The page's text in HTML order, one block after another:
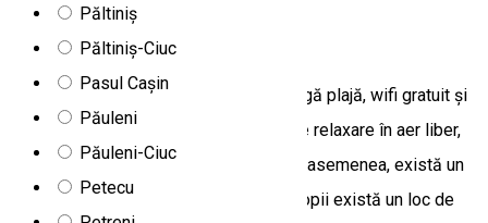
Păltiniș
Păltiniș-Ciuc
Pasul Cașin
Păuleni
Păuleni-Ciuc
Petecu
Apartament Salt Holiday
Salt Holiday din Praid oferă cazare, lângă plajă, wifi gratuit și
parcare privată. Camerele au o zonă de relaxare în aer liber,
un TV cu ecran plat și o baie cu duș. De asemenea, există un
frigider și o mașină de cafea. Pentru copii există un loc de